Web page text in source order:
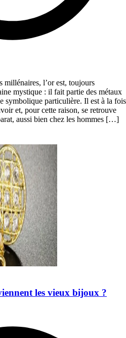
millénaires, l’or est, toujours
mystique : il fait partie des métaux
symbolique particulière. Il est à la fois
et, pour cette raison, se retrouve
aussi bien chez les hommes […]
les vieux bijoux ?